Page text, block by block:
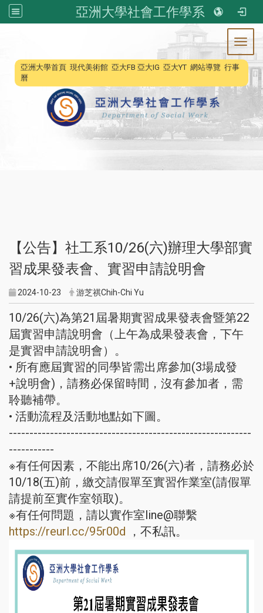
亞洲大學社會工作學系
::: 亞洲大學首頁 現代美術館 亞大FB 亞大IG 亞大YT 網站導覽 行事
曆
【公告】社工系10/26(六)辦理大學部實
習成果發表會、實習申請說明會
2024-10-23 游芝祺Chih-Chi Yu
10/26(六)為第21屆暑期實習成果發表會暨第22
屆實習申請說明會（上午為成果發表會，下午
是實習申請說明會）。
• 所有應屆實習的同學皆需出席參加(3場成發
+說明會)，請務必保留時間，沒有參加者，需
聆聽補帶。
• 活動流程及活動地點如下圖。
-----------------------------------------------------------
-----------
※有任何因素，不能出席10/26(六)者，請務必於
10/18(五)前，繳交請假單至實習作業室(請假單
請提前至實作室領取)。
※有任何問題，請以實作室line@聯繫
https://reurl.cc/95r00d ，不私訊。